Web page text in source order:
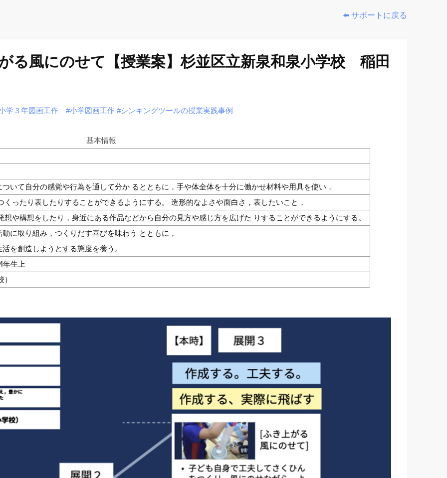
⬅️ サポートに戻る
風にのせて【授業案】杉並区立新泉和泉小学校 稲田
学３年図画工作 #小学図画工作 #シンキングツールの授業実践事例
基本情報
いて自分の感覚や行為を通して分か るとともに，手や体全体を十分に働かせ材料や用具を使い，
ったり表したりすることができるようにする。 造形的なよさや面白さ，表したいこと，
や構想をしたり，身近にある作品などから自分の見方や感じ方を広げた りすることができるようにする。
に取り組み，つくりだす喜びを味わう とともに，
を創造しようとする態度を養う。
生上